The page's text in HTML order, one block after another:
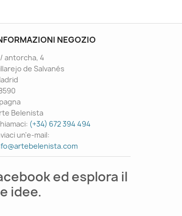
NEGOZIO
antorcha, 4
de Salvanés
Belenista
(+34) 672 394 494
un'e-mail:
ed esplora il
idee.